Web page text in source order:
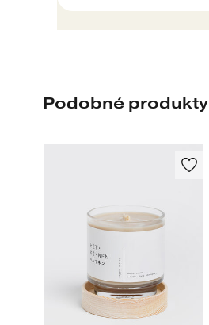
Podobné produkty